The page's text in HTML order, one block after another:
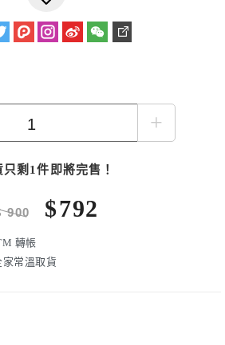
+
只剩1件即將完售！
900 $792
轉帳
常溫取貨